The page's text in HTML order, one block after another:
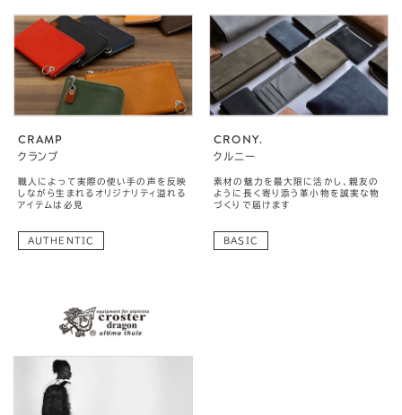
CRAMP
クランプ
職人によって実際の使い手の声を反映
しながら生まれるオリジナリティ溢れる
アイテムは必見
AUTHENTIC
CRONY.
クルニー
素材の魅力を最大限に活かし、親友の
ように長く寄り添う革小物を誠実な物
づくりで届けます
BASIC